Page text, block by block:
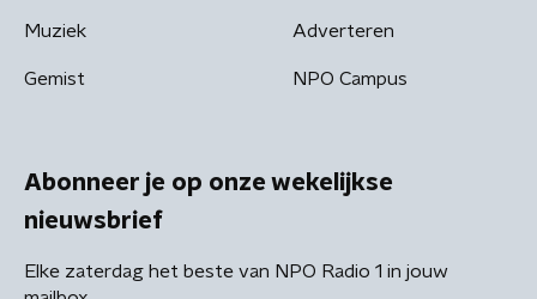
Muziek
Gemist
Adverteren
NPO Campus
Abonneer je op onze wekelijkse
nieuwsbrief
Elke zaterdag het beste van NPO Radio 1 in jouw